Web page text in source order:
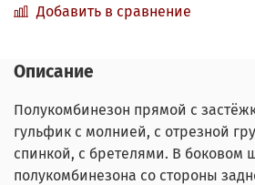
Добавить в сравнение
Описание
Полукомбинезон прямой с
гульфик с молнией, с отрезной
спинкой, с бретелями. В боковом
полукомбинезона со стороны